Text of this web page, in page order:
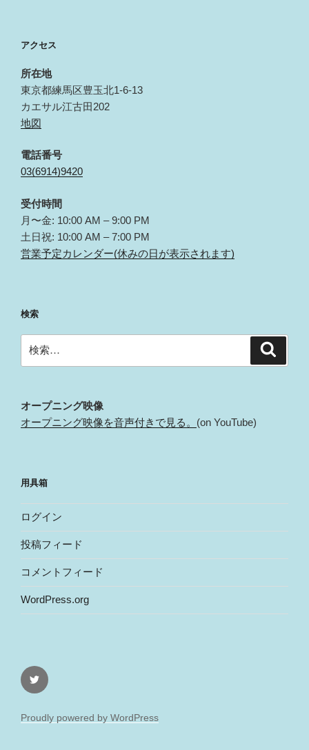
アクセス
所在地
東京都練馬区豊玉北1-6-13
カエサル江古田202
地図
電話番号
03(6914)9420
受付時間
月〜金: 10:00 AM – 9:00 PM
土日祝: 10:00 AM – 7:00 PM
営業予定カレンダー(休みの日が表示されます)
検索
索:
オープニング映像
オープニング映像を音声付きで見る。 (on YouTube)
用具箱
ログイン
投稿フィード
コメントフィード
WordPress.org
Twitter
Proudly powered by WordPress